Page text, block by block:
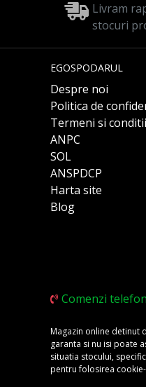
Livram
stocuri
EGOSPODARUL
Despre noi
Politica de
Termeni si conditii
ANPC
SOL
ANSPDCP
Harta site
Blog
Comenzi
Magazin online detinut
garanta si nu isi poate
situatia stocului,
pentru folosirea